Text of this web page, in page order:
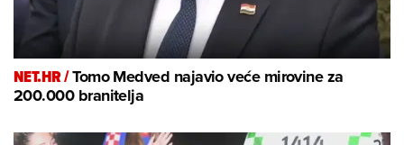
NET.HR /Tomo Medved najavio veće mirovine za
200.000 branitelja